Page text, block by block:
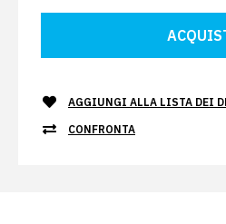
AGGIUNGI ALLA LISTA DEI
CONFRONTA